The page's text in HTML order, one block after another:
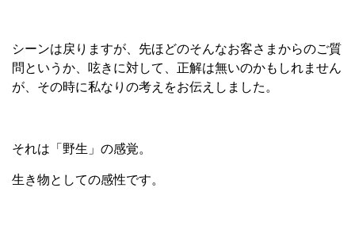
シーンは戻りますが、先ほどのそんなお客さまからのご質
問というか、呟きに対して、正解は無いのかもしれません
が、その時に私なりの考えをお伝えしました。
それは「野生」の感覚。
生き物としての感性です。